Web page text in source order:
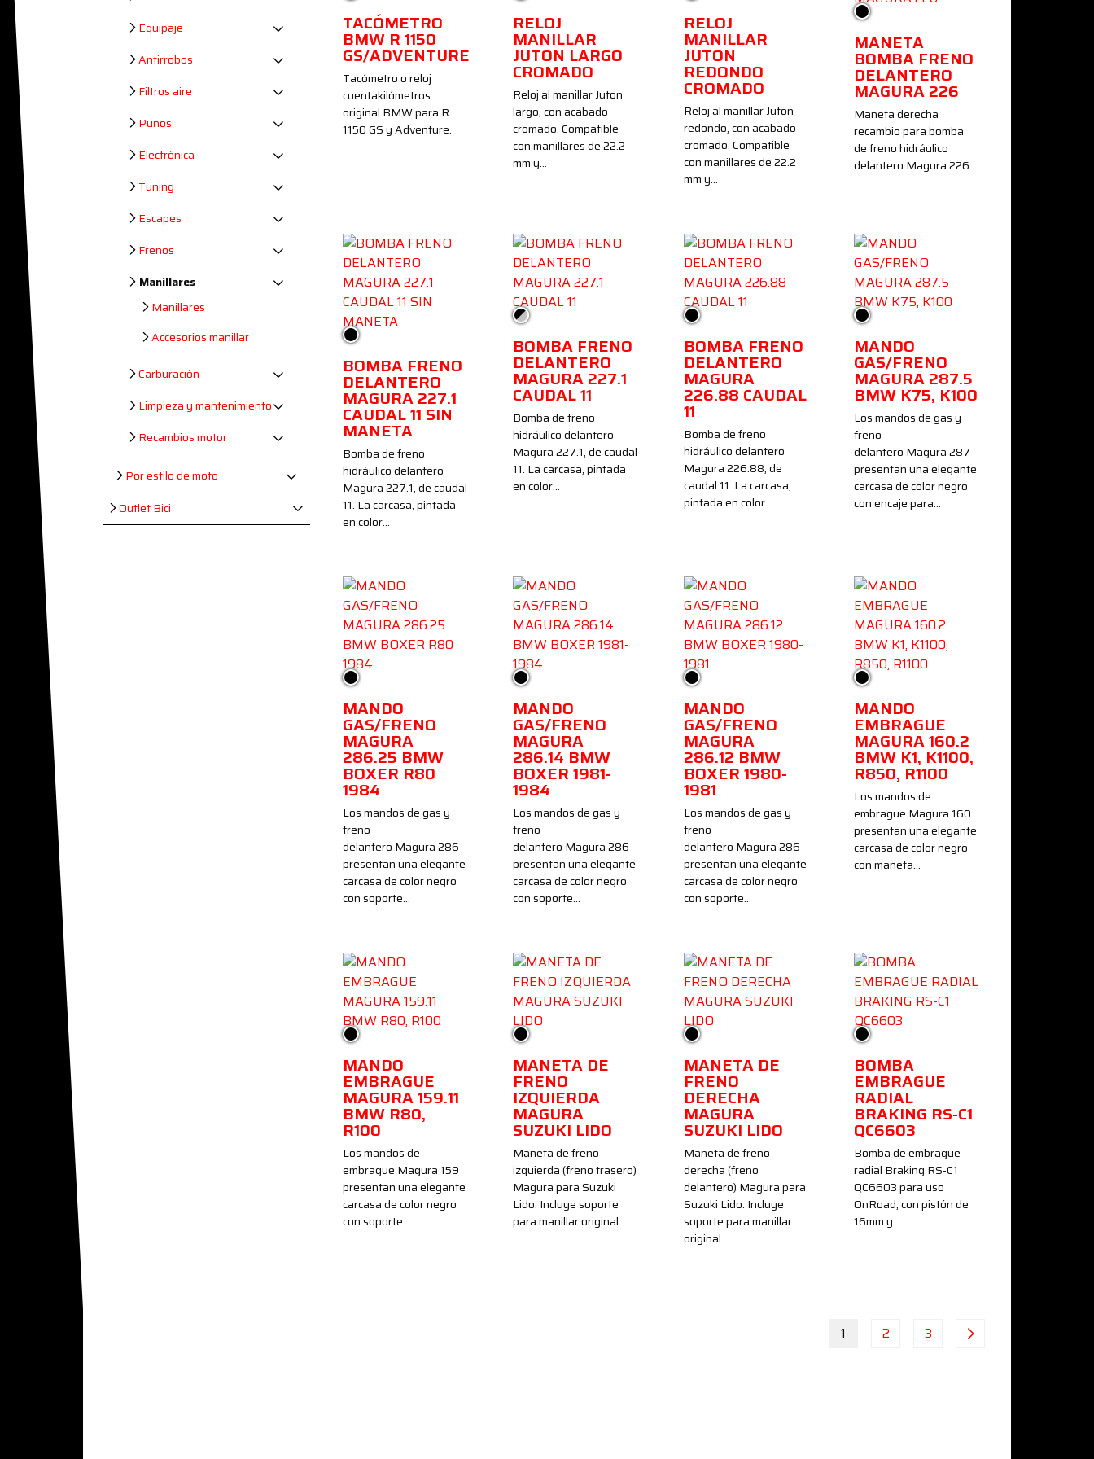
Equipaje
Antirrobos
Filtros aire
Puños
Electrónica
Tuning
Escapes
Frenos
Manillares
Manillares
Accesorios manillar
Carburación
Limpieza y mantenimiento
Recambios motor
Por estilo de moto
Outlet Bici
TACÓMETRO
BMW R 1150
GS/ADVENTURE
Tacómetro o reloj
cuentakilómetros
original BMW para R
1150 GS y Adventure.
RELOJ
MANILLAR
JUTON LARGO
CROMADO
Reloj al manillar Juton
largo, con acabado
cromado. Compatible
con manillares de 22.2
mm y…
RELOJ
MANILLAR
JUTON
REDONDO
CROMADO
Reloj al manillar Juton
redondo, con acabado
cromado. Compatible
con manillares de 22.2
mm y…
Negro
MANETA
BOMBA FRENO
DELANTERO
MAGURA 226
Maneta derecha
recambio para bomba
de freno hidráulico
delantero Magura 226.
Negro
BOMBA FRENO
DELANTERO
MAGURA 227.1
CAUDAL 11 SIN
MANETA
Bomba de freno
hidráulico delantero
Magura 227.1, de caudal
11. La carcasa, pintada
en color…
Negro/Plata
BOMBA FRENO
DELANTERO
MAGURA 227.1
CAUDAL 11
Bomba de freno
hidráulico delantero
Magura 227.1, de caudal
11. La carcasa, pintada
en color…
Negro
BOMBA FRENO
DELANTERO
MAGURA
226.88 CAUDAL
11
Bomba de freno
hidráulico delantero
Magura 226.88, de
caudal 11. La carcasa,
pintada en color…
Negro
MANDO
GAS/FRENO
MAGURA 287.5
BMW K75, K100
Los mandos de gas y
freno
delantero Magura 287
presentan una elegante
carcasa de color negro
con encaje para…
Negro
MANDO
GAS/FRENO
MAGURA
286.25 BMW
BOXER R80
1984
Los mandos de gas y
freno
delantero Magura 286
presentan una elegante
carcasa de color negro
con soporte…
Negro
MANDO
GAS/FRENO
MAGURA
286.14 BMW
BOXER 1981-
1984
Los mandos de gas y
freno
delantero Magura 286
presentan una elegante
carcasa de color negro
con soporte…
Negro
MANDO
GAS/FRENO
MAGURA
286.12 BMW
BOXER 1980-
1981
Los mandos de gas y
freno
delantero Magura 286
presentan una elegante
carcasa de color negro
con soporte…
Negro
MANDO
EMBRAGUE
MAGURA 160.2
BMW K1, K1100,
R850, R1100
Los mandos de
embrague Magura 160
presentan una elegante
carcasa de color negro
con maneta…
Negro
MANDO
EMBRAGUE
MAGURA 159.11
BMW R80,
R100
Los mandos de
embrague Magura 159
presentan una elegante
carcasa de color negro
con soporte…
Negro
MANETA DE
FRENO
IZQUIERDA
MAGURA
SUZUKI LIDO
Maneta de freno
izquierda (freno trasero)
Magura para Suzuki
Lido. Incluye soporte
para manillar original…
Negro
MANETA DE
FRENO
DERECHA
MAGURA
SUZUKI LIDO
Maneta de freno
derecha (freno
delantero) Magura para
Suzuki Lido. Incluye
soporte para manillar
original…
Negro
BOMBA
EMBRAGUE
RADIAL
BRAKING RS-C1
QC6603
Bomba de embrague
radial Braking RS-C1
QC6603 para uso
OnRoad, con pistón de
16mm y…
1 2 3